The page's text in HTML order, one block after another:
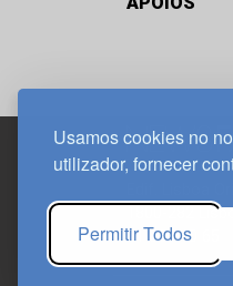
Usamos cookies no
utilizador, fornecer
Permitir Todos
1800-282
21 850 40 65